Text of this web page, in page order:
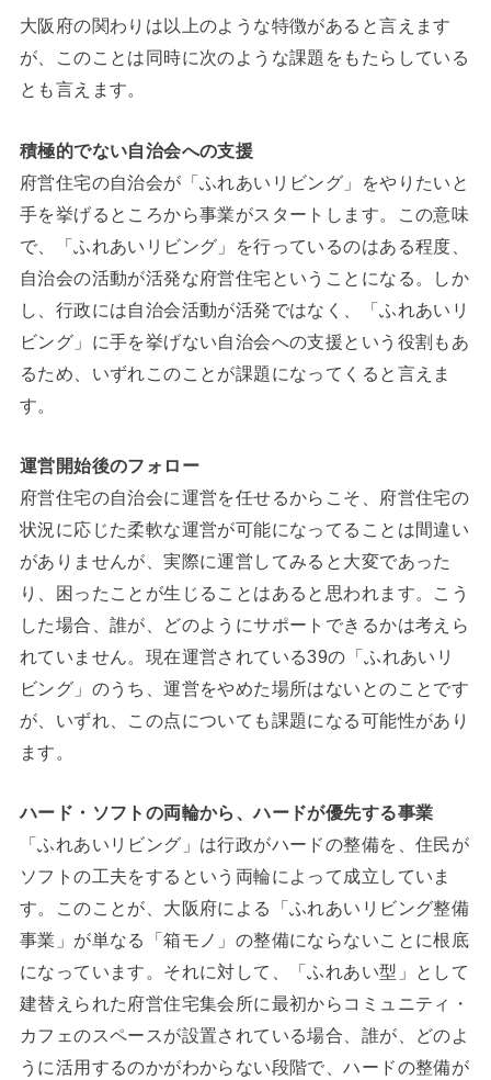
大阪府の関わりは以上のような特徴があると言えます
が、このことは同時に次のような課題をもたらしている
とも言えます。
積極的でない自治会への支援
府営住宅の自治会が「ふれあいリビング」をやりたいと
手を挙げるところから事業がスタートします。この意味
で、「ふれあいリビング」を行っているのはある程度、
自治会の活動が活発な府営住宅ということになる。しか
し、行政には自治会活動が活発ではなく、「ふれあいリ
ビング」に手を挙げない自治会への支援という役割もあ
るため、いずれこのことが課題になってくると言えま
す。
運営開始後のフォロー
府営住宅の自治会に運営を任せるからこそ、府営住宅の
状況に応じた柔軟な運営が可能になってることは間違い
がありませんが、実際に運営してみると大変であった
り、困ったことが生じることはあると思われます。こう
した場合、誰が、どのようにサポートできるかは考えら
れていません。現在運営されている39の「ふれあいリ
ビング」のうち、運営をやめた場所はないとのことです
が、いずれ、この点についても課題になる可能性があり
ます。
ハード・ソフトの両輪から、ハードが優先する事業
「ふれあいリビング」は行政がハードの整備を、住民が
ソフトの工夫をするという両輪によって成立していま
す。このことが、大阪府による「ふれあいリビング整備
事業」が単なる「箱モノ」の整備にならないことに根底
になっています。それに対して、「ふれあい型」として
建替えられた府営住宅集会所に最初からコミュニティ・
カフェのスペースが設置されている場合、誰が、どのよ
うに活用するのかがわからない段階で、ハードの整備が